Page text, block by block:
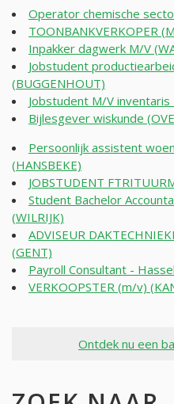
Operator chemische
TOONBANKVERKOPER
Inpakker dagwerk M/V
Jobstudent
(BUGGENHOUT)
Jobstudent M/V
Bijlesgever wiskunde
Persoonlijk assistent
(HANSBEKE)
JOBSTUDENT
Student Bachelor
(WILRIJK)
ADVISEUR
(GENT)
Payroll Consultant -
VERKOOPSTER (m/v)
Ontdek nu een